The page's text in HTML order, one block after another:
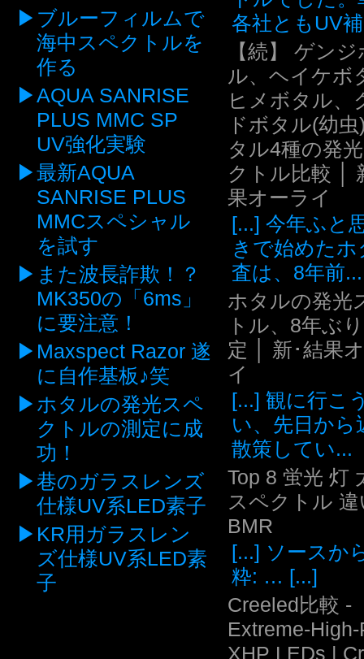
ブルーフィルムで
海中スペクトルを
作る
AQUA SANRISE
PLUS MMC SP
UV強化実験
最新AQUA
SANRISE PLUS
MMCスペシャル
を試す
また波長詐欺！？
MK350の「6ms」
に要注意！
Maxspect Razor 遂
に自作基板♪笑
ホタルの発光スペ
クトルの測定に成
功！
巷のガラスレンズ
仕様UV系LED素子
KR用ガラスレン
ズ仕様UV系LED素
子
各社ともUV
【続】 ゲン
ル、ヘイケボ
ヒメボタル、
ドボタル(幼
タル4種の発
クトル比較 │
果オーライ
[...] 今年ふと
きで始めたホ
査は、8年前...
ホタルの発光
トル、8年ぶ
定 │ 新･結果
イ
[...] 観に行こ
い、先日から
散策してい...
Top 8 蛍光 灯
スペクトル 違
BMR
[...] ソースか
粋: … [...]
Creeled比較 -
Extreme-
XHP LEDs |